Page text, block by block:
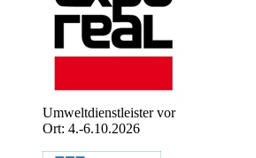
Umweltdienstleister vor
Ort: 4.-6.10.2026